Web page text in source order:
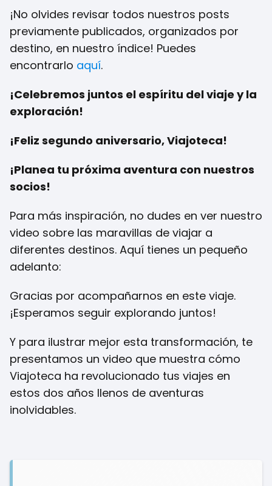
¡No olvides revisar todos nuestros posts
previamente publicados, organizados por
destino, en nuestro índice! Puedes
encontrarlo aquí.
¡Celebremos juntos el espíritu del viaje y la
exploración!
¡Feliz segundo aniversario, Viajoteca!
¡Planea tu próxima aventura con nuestros
socios!
Para más inspiración, no dudes en ver nuestro
video sobre las maravillas de viajar a
diferentes destinos. Aquí tienes un pequeño
adelanto:
Gracias por acompañarnos en este viaje.
¡Esperamos seguir explorando juntos!
Y para ilustrar mejor esta transformación, te
presentamos un video que muestra cómo
Viajoteca ha revolucionado tus viajes en
estos dos años llenos de aventuras
inolvidables.